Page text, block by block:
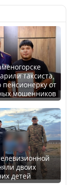
заочный
по уголовному
Игоря
для
прав
таксиста,
пенсионерку от
мошенников
двоих
детей